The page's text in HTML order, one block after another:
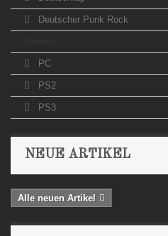
Deutscher Punk Rock
PC
PS2
PS3
NEUE ARTIKEL
Alle neuen Artikel